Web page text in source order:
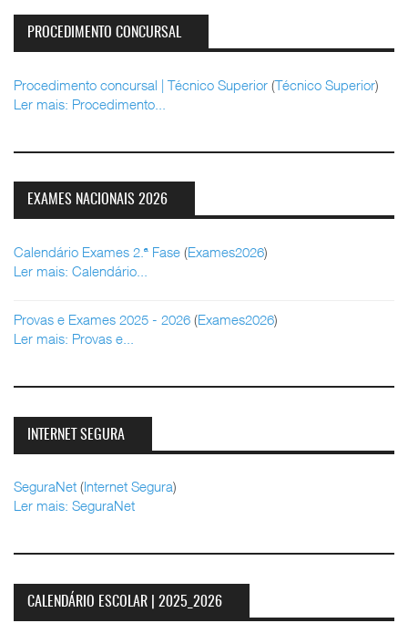
PROCEDIMENTO CONCURSAL
Procedimento concursal | Técnico Superior (Técnico Superior)
Ler mais: Procedimento...
EXAMES NACIONAIS 2026
Calendário Exames 2.ª Fase (Exames2026)
Ler mais: Calendário...
Provas e Exames 2025 - 2026 (Exames2026)
Ler mais: Provas e...
INTERNET SEGURA
SeguraNet (Internet Segura)
Ler mais: SeguraNet
CALENDÁRIO ESCOLAR | 2025_2026